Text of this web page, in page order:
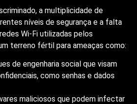
a multiplicidade de
níveis de segurança e a falta
Wi-Fi utilizadas pelos
terreno fértil para ameaças como:
de engenharia social que visam
como senhas e dados
maliciosos que podem infectar